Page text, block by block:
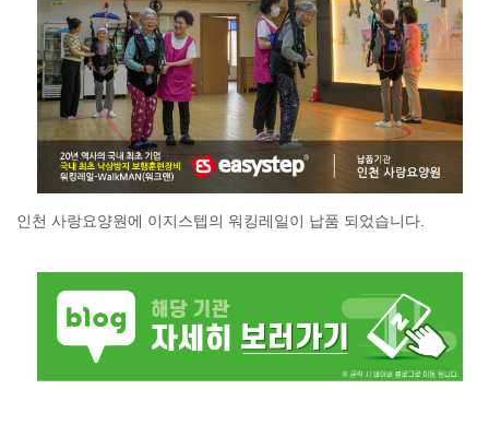
인천 사랑요양원에 이지스텝의 워킹레일이 납품 되었습니다.